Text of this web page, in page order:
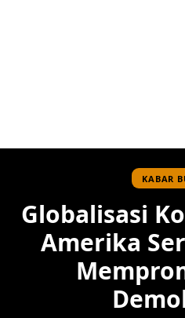
KABAR
Globalisasi
Amerika